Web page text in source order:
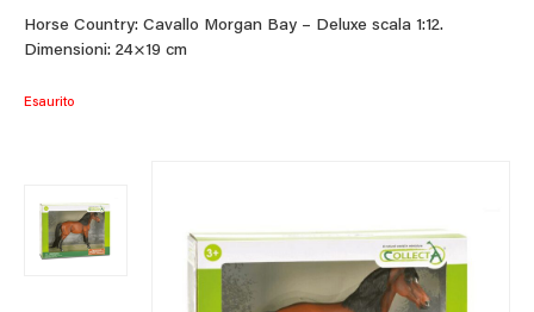
Horse Country: Cavallo Morgan Bay – Deluxe scala 1:12.
Dimensioni: 24×19 cm
Esaurito